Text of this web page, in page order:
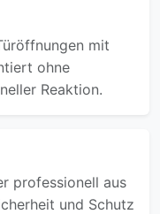
mit
ohne
Reaktion.
professionell aus
und Schutz